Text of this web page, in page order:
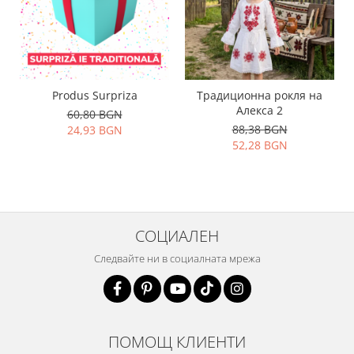
Produs Surpriza
60,80 BGN
24,93 BGN
Традиционна рокля на
Алекса 2
88,38 BGN
52,28 BGN
СОЦИАЛЕН
Следвайте ни в социалната мрежа
ПОМОЩ КЛИЕНТИ